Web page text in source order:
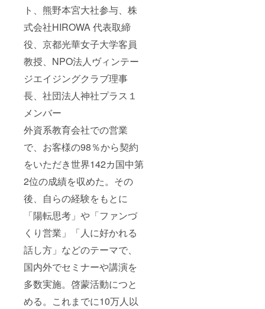
ト、熊野本宮大社参与、株
式会社HIROWA 代表取締
役、京都光華女子大学客員
教授、NPO法人ヴィンテー
ジエイジングクラブ理事
長、社団法人神社プラス１
メンバー
外資系教育会社での営業
で、お客様の98％から契約
をいただき世界142カ国中第
2位の成績を収めた。その
後、自らの経験をもとに
「陽転思考」や「ファンづ
くり営業」「人に好かれる
話し方」などのテーマで、
国内外でセミナーや講演を
多数実施。啓蒙活動につと
める。これまでに10万人以